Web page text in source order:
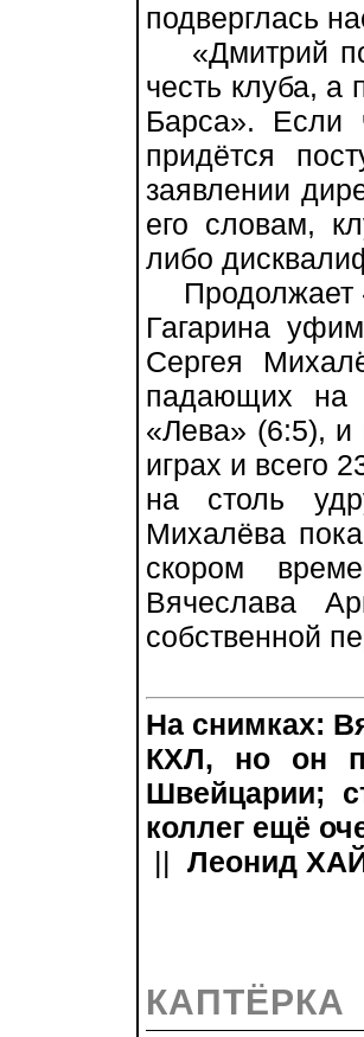
подверглась
«Дмитрий
честь клуба,
Барса». Если
придётся
заявлении
его словам,
либо
Продолжает
Гагарина
Сергея
падающих на
«Лева» (6:5), и
играх и всего
на столь
Михалёва
скором
Вячеслава
собственной
На снимках:
КХЛ, но он
Швейцарии;
коллег ещё
|| Леонид
КАПТЁРКА